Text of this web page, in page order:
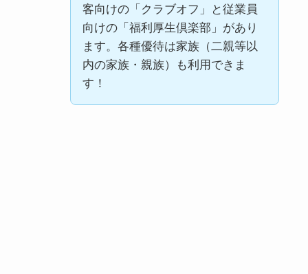
客向けの「クラブオフ」と従業員
向けの「福利厚生倶楽部」があり
ます。各種優待は家族（二親等以
内の家族・親族）も利用できま
す！